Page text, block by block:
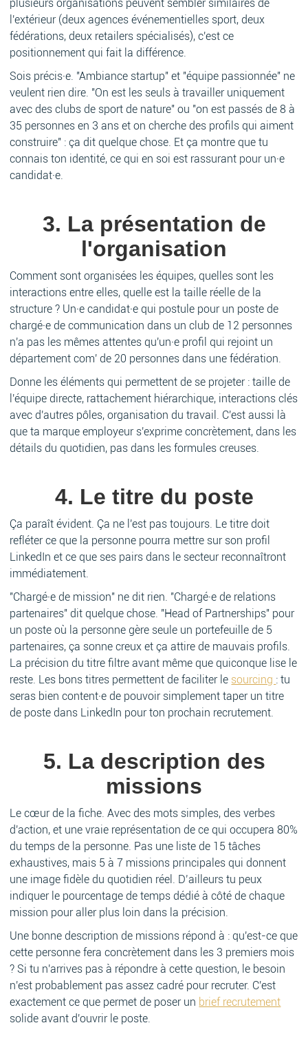
plusieurs organisations peuvent sembler similaires de
l'extérieur (deux agences événementielles sport, deux
fédérations, deux retailers spécialisés), c'est ce
positionnement qui fait la différence.
Sois précis·e. "Ambiance startup" et "équipe passionnée" ne
veulent rien dire. "On est les seuls à travailler uniquement
avec des clubs de sport de nature" ou "on est passés de 8 à
35 personnes en 3 ans et on cherche des profils qui aiment
construire" : ça dit quelque chose. Et ça montre que tu
connais ton identité, ce qui en soi est rassurant pour un·e
candidat·e.
3. La présentation de
l'organisation
Comment sont organisées les équipes, quelles sont les
interactions entre elles, quelle est la taille réelle de la
structure ? Un·e candidat·e qui postule pour un poste de
chargé·e de communication dans un club de 12 personnes
n'a pas les mêmes attentes qu'un·e profil qui rejoint un
département com' de 20 personnes dans une fédération.
Donne les éléments qui permettent de se projeter : taille de
l'équipe directe, rattachement hiérarchique, interactions clés
avec d'autres pôles, organisation du travail. C'est aussi là
que ta marque employeur s'exprime concrètement, dans les
détails du quotidien, pas dans les formules creuses.
4. Le titre du poste
Ça paraît évident. Ça ne l'est pas toujours. Le titre doit
refléter ce que la personne pourra mettre sur son profil
LinkedIn et ce que ses pairs dans le secteur reconnaîtront
immédiatement.
"Chargé·e de mission" ne dit rien. "Chargé·e de relations
partenaires" dit quelque chose. "Head of Partnerships" pour
un poste où la personne gère seule un portefeuille de 5
partenaires, ça sonne creux et ça attire de mauvais profils.
La précision du titre filtre avant même que quiconque lise le
reste. Les bons titres permettent de faciliter le sourcing : tu
seras bien content·e de pouvoir simplement taper un titre
de poste dans LinkedIn pour ton prochain recrutement.
5. La description des
missions
Le cœur de la fiche. Avec des mots simples, des verbes
d'action, et une vraie représentation de ce qui occupera 80%
du temps de la personne. Pas une liste de 15 tâches
exhaustives, mais 5 à 7 missions principales qui donnent
une image fidèle du quotidien réel. D’ailleurs tu peux
indiquer le pourcentage de temps dédié à côté de chaque
mission pour aller plus loin dans la précision.
Une bonne description de missions répond à : qu'est-ce que
cette personne fera concrètement dans les 3 premiers mois
? Si tu n'arrives pas à répondre à cette question, le besoin
n'est probablement pas assez cadré pour recruter. C'est
exactement ce que permet de poser un brief recrutement
solide avant d'ouvrir le poste.